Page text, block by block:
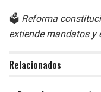
🗳️ Reforma
extiende mandatos y
Relacionados